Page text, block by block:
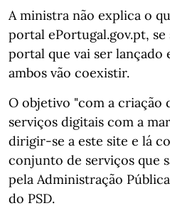
A ministra não explica o
portal ePortugal.gov.pt,
portal que vai ser lançado
ambos vão coexistir.
O objetivo "com a criação
serviços digitais com a
dirigir-se a este site e lá
conjunto de serviços que
pela Administração
do PSD.